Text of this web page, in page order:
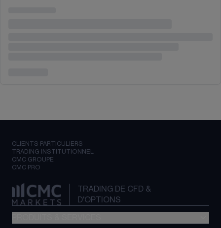
CLIENTS PARTICULIERS
TRADING INSTITUTIONNEL
CMC GROUPE
CMC PRO
TRADING DE CFD &
D'OPTIONS